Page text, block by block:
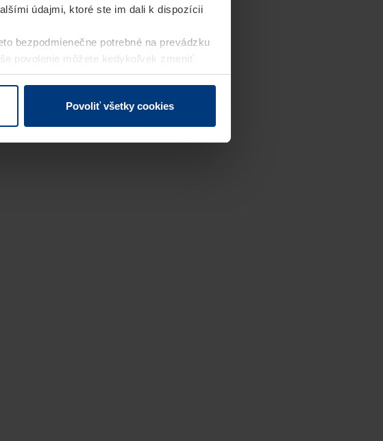
údajmi, ktoré ste im dali k dispozícii
bezpodmienečne potrebné na prevádzku
povolenie môžete kedykoľvek zmeniť
údajovnašej webovej stránky.
Povoliť všetky cookies